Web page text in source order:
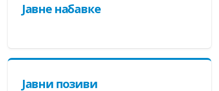
Јавне набавке
Јавни позиви